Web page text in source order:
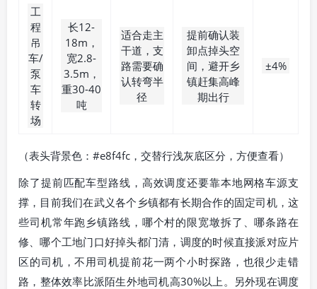
工
程
吊
车/
泵
车
转
场
长12-
18m，
宽2.8-
3.5m，
重30-40
吨
适合走主
干道，支
路需要确
认转弯半
径
提前确认装
卸点掉头空
间，避开乡
镇赶集高峰
期出行
±4%
（表头背景色：#e8f4fc，交替行浅灰底区分，方便查看）
除了提前匹配车型路线，高效调度还要靠本地网格车源支
撑，目前我们在武义各个乡镇都有长期合作的固定司机，这
些司机常年跑乡镇路线，哪个村的限宽墩拆了、哪条路在
修、哪个工地门口好掉头都门清，调度的时候直接派对应片
区的司机，不用司机提前花一两个小时探路，也很少走错
路，整体效率比派陌生外地司机高30%以上。另外现在调度